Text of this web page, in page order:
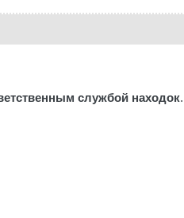
службой находок.